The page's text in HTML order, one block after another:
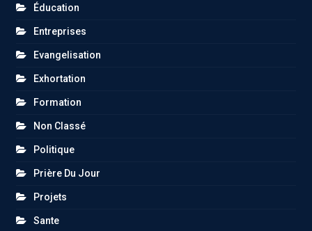
Éducation
Entreprises
Evangelisation
Exhortation
Formation
Non Classé
Politique
Prière Du Jour
Projets
Sante